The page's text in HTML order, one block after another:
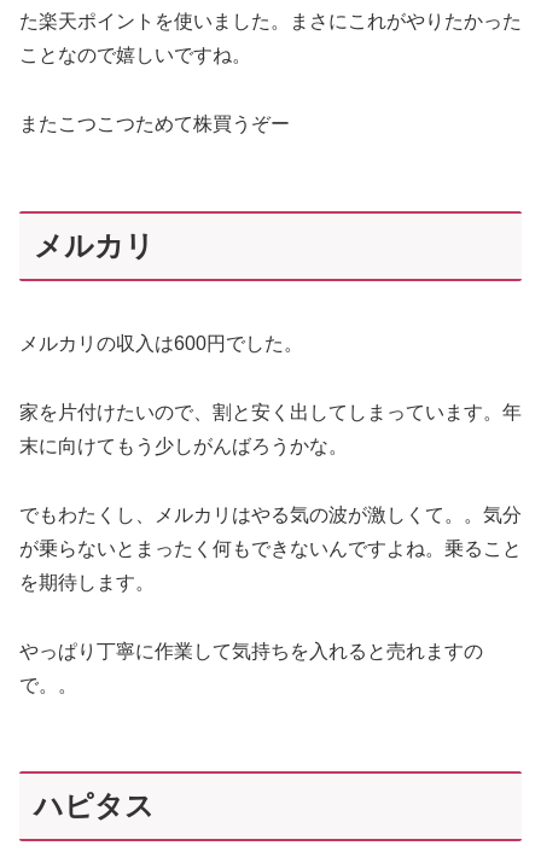
た楽天ポイントを使いました。まさにこれがやりたかった
ことなので嬉しいですね。
またこつこつためて株買うぞー
メルカリ
メルカリの収入は600円でした。
家を片付けたいので、割と安く出してしまっています。年
末に向けてもう少しがんばろうかな。
でもわたくし、メルカリはやる気の波が激しくて。。気分
が乗らないとまったく何もできないんですよね。乗ること
を期待します。
やっぱり丁寧に作業して気持ちを入れると売れますの
で。。
ハピタス